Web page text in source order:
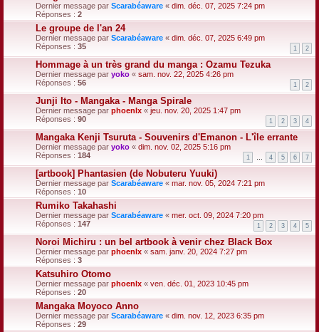
Dernier message par Scarabéaware « dim. déc. 07, 2025 7:24 pm
Réponses : 2
Le groupe de l'an 24
Dernier message par Scarabéaware « dim. déc. 07, 2025 6:49 pm
Réponses : 35 1 2
Hommage à un très grand du manga : Ozamu Tezuka
Dernier message par yoko « sam. nov. 22, 2025 4:26 pm
Réponses : 56 1 2
Junji Ito - Mangaka - Manga Spirale
Dernier message par phoenlx « jeu. nov. 20, 2025 1:47 pm
Réponses : 90 1 2 3 4
Mangaka Kenji Tsuruta - Souvenirs d'Emanon - L'île errante
Dernier message par yoko « dim. nov. 02, 2025 5:16 pm
Réponses : 184 1 … 4 5 6 7
[artbook] Phantasien (de Nobuteru Yuuki)
Dernier message par Scarabéaware « mar. nov. 05, 2024 7:21 pm
Réponses : 10
Rumiko Takahashi
Dernier message par Scarabéaware « mer. oct. 09, 2024 7:20 pm
Réponses : 147 1 2 3 4 5
Noroi Michiru : un bel artbook à venir chez Black Box
Dernier message par phoenlx « sam. janv. 20, 2024 7:27 pm
Réponses : 3
Katsuhiro Otomo
Dernier message par phoenlx « ven. déc. 01, 2023 10:45 pm
Réponses : 20
Mangaka Moyoco Anno
Dernier message par Scarabéaware « dim. nov. 12, 2023 6:35 pm
Réponses : 29